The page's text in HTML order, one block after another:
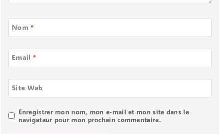
Nom*
Email *
Site Web
Enregistrer mon nom, mon e-mail et mon site dans le
navigateur pour mon prochain commentaire.